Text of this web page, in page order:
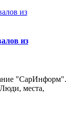
из
"СарИнформ".
места,